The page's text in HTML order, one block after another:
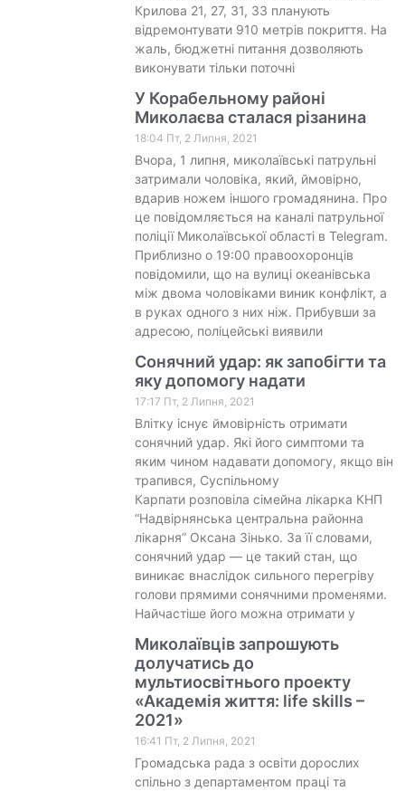
Крилова 21, 27, 31, 33 планують
відремонтувати 910 метрів покриття. На
жаль, бюджетні питання дозволяють
виконувати тільки поточні
У Корабельному районі
Миколаєва сталася різанина
18:04 Пт, 2 Липня, 2021
Вчора, 1 липня, миколаївські патрульні
затримали чоловіка, який, ймовірно,
вдарив ножем іншого громадянина. Про
це повідомляється на каналі патрульної
поліції Миколаївської області в Telegram.
Приблизно о 19:00 правоохоронців
повідомили, що на вулиці океанівська
між двома чоловіками виник конфлікт, а
в руках одного з них ніж. Прибувши за
адресою, поліцейські виявили
Сонячний удар: як запобігти та
яку допомогу надати
17:17 Пт, 2 Липня, 2021
Влітку існує ймовірність отримати
сонячний удар. Які його симптоми та
яким чином надавати допомогу, якщо він
трапився, Суспільному
Карпати розповіла сімейна лікарка КНП
“Надвірнянська центральна районна
лікарня” Оксана Зінько. За її словами,
сонячний удар — це такий стан, що
виникає внаслідок сильного перегріву
голови прямими сонячними променями.
Найчастіше його можна отримати у
Миколаївців запрошують
долучатись до
мультиосвітнього проекту
«Академія життя: life skills –
2021»
16:41 Пт, 2 Липня, 2021
Громадська рада з освіти дорослих
спільно з департаментом праці та